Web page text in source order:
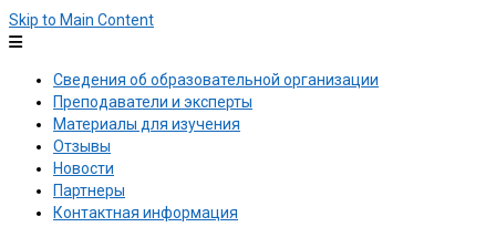
Skip to Main Content
Сведения об образовательной организации
Преподаватели и эксперты
Материалы для изучения
Отзывы
Новости
Партнеры
Контактная информация